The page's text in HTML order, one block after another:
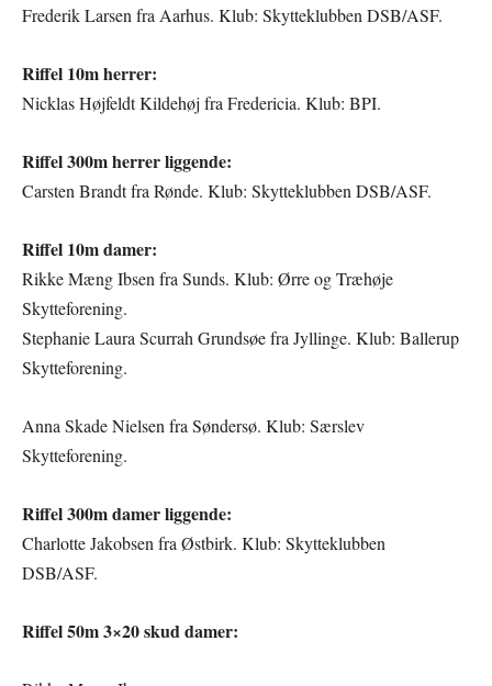
Frederik Larsen fra Aarhus. Klub: Skytteklubben DSB/ASF.
Riffel 10m herrer:
Nicklas Højfeldt Kildehøj fra Fredericia. Klub: BPI.
Riffel 300m herrer liggende:
Carsten Brandt fra Rønde. Klub: Skytteklubben DSB/ASF.
Riffel 10m damer:
Rikke Mæng Ibsen fra Sunds. Klub: Ørre og Træhøje
Skytteforening.
Stephanie Laura Scurrah Grundsøe fra Jyllinge. Klub: Ballerup
Skytteforening.
Anna Skade Nielsen fra Søndersø. Klub: Særslev
Skytteforening.
Riffel 300m damer liggende:
Charlotte Jakobsen fra Østbirk. Klub: Skytteklubben
DSB/ASF.
Riffel 50m 3×20 skud damer: